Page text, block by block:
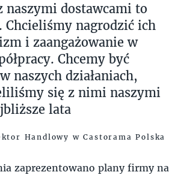
naszymi dostawcami to
Chcieliśmy nagrodzić ich
i zaangażowanie w
Chcemy być
naszych działaniach,
się z nimi naszymi
lata
Handlowy w Castorama Polska
zaprezentowano plany firmy na